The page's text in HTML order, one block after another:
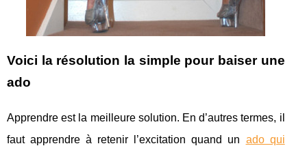
Voici la résolution la simple pour baiser une
ado
Apprendre est la meilleure solution. En d’autres termes, il
faut apprendre à retenir l’excitation quand un ado qui